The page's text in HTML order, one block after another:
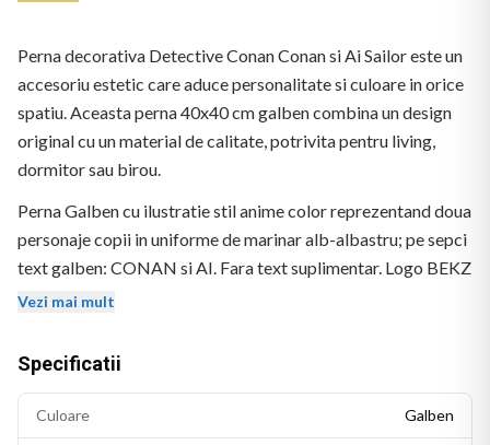
Perna decorativa Detective Conan Conan si Ai Sailor este un
accesoriu estetic care aduce personalitate si culoare in orice
spatiu. Aceasta perna 40x40 cm galben combina un design
original cu un material de calitate, potrivita pentru living,
dormitor sau birou.
Perna Galben cu ilustratie stil anime color reprezentand doua
personaje copii in uniforme de marinar alb-albastru; pe sepci
text galben: CONAN si AI. Fara text suplimentar. Logo BEKZ
in coltul stanga-jos.
Vezi mai mult
Specificatii
Culoare Galben